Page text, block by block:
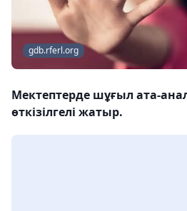
gdb.rferl.org
Мектептерде шұғыл ата-
өткізілгелі жатыр.